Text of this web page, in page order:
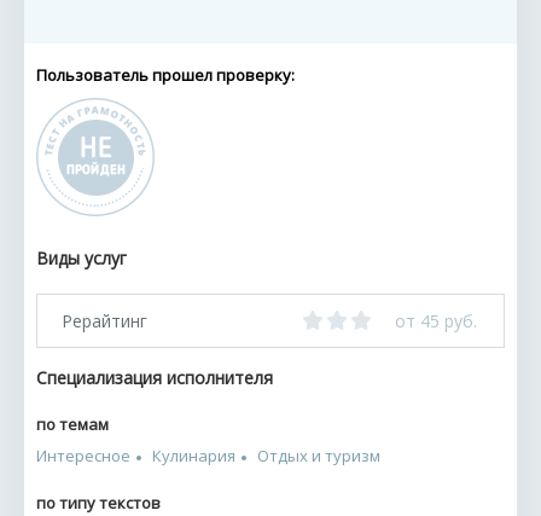
Пользователь прошел проверку:
Виды услуг
Рерайтинг от 45 руб.
Специализация исполнителя
по темам
Интересное
Кулинария Отдых и туризм
по типу текстов